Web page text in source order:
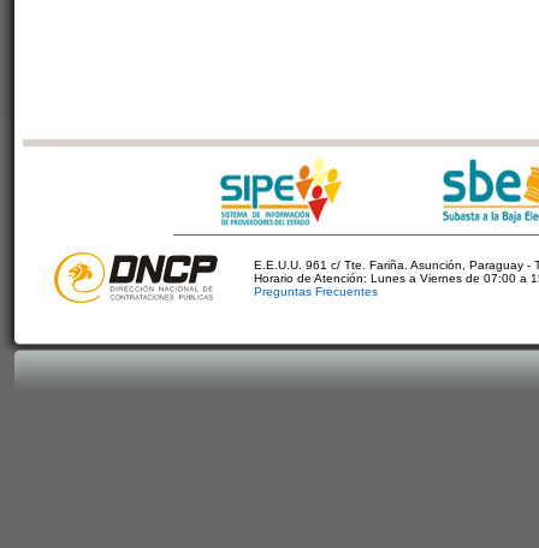
E.E.U.U. 961 c/ Tte. Fariña. Asunción, Paraguay -
Horario de Atención: Lunes a Viernes de 07:00 a
Preguntas Frecuentes